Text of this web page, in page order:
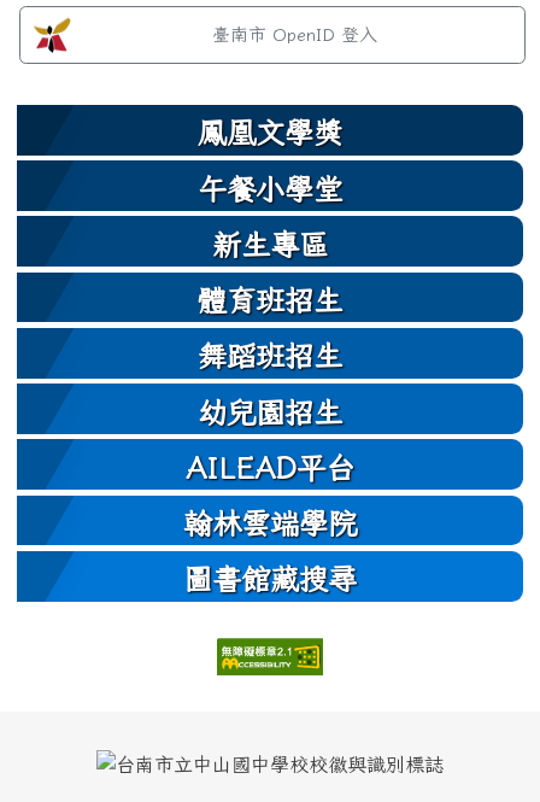
左邊區域內容
臺南市 OpenID 登入
鳳凰文學獎
午餐小學堂
新生專區
體育班招生
舞蹈班招生
幼兒園招生
AILEAD平台
翰林雲端學院
圖書館藏搜尋
頁尾區域內容